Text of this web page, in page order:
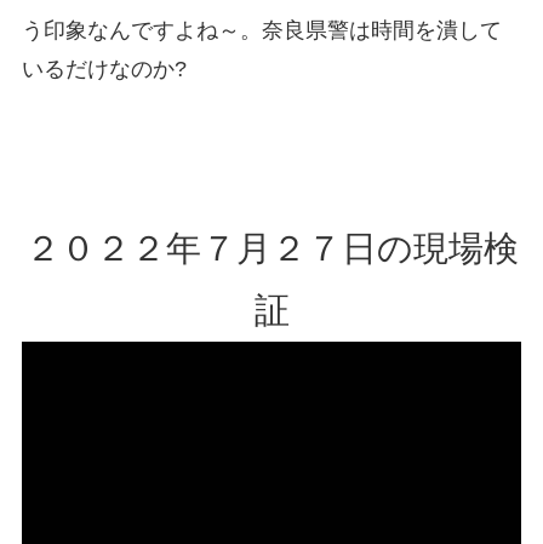
う印象なんですよね～。奈良県警は時間を潰して
いるだけなのか?
２０２２年７月２７日の現場検
証